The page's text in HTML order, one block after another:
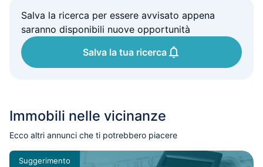
Salva la ricerca per essere avvisato appena
saranno disponibili nuove opportunità
Salva la tua ricerca
Immobili nelle vicinanze
Ecco altri annunci che ti potrebbero piacere
Suggerimento